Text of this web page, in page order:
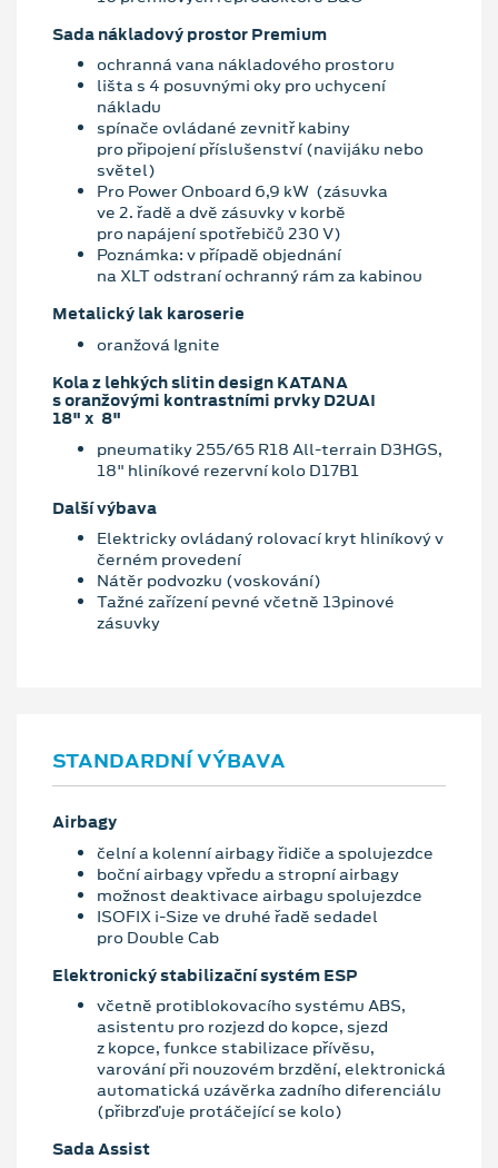
Sada nákladový prostor Premium
ochranná vana nákladového prostoru
lišta s 4 posuvnými oky pro uchycení
nákladu
spínače ovládané zevnitř kabiny
pro připojení příslušenství (navijáku nebo
světel)
Pro Power Onboard 6,9 kW (zásuvka
ve 2. řadě a dvě zásuvky v korbě
pro napájení spotřebičů 230 V)
Poznámka: v případě objednání
na XLT odstraní ochranný rám za kabinou
Metalický lak karoserie
oranžová Ignite
Kola z lehkých slitin design KATANA
s oranžovými kontrastními prvky D2UAI
18" x 8"
pneumatiky 255/65 R18 All-terrain D3HGS,
18" hliníkové rezervní kolo D17B1
Další výbava
Elektricky ovládaný rolovací kryt hliníkový v
černém provedení
Nátěr podvozku (voskování)
Tažné zařízení pevné včetně 13pinové
zásuvky
STANDARDNÍ VÝBAVA
Airbagy
čelní a kolenní airbagy řidiče a spolujezdce
boční airbagy vpředu a stropní airbagy
možnost deaktivace airbagu spolujezdce
ISOFIX i-Size ve druhé řadě sedadel
pro Double Cab
Elektronický stabilizační systém ESP
včetně protiblokovacího systému ABS,
asistentu pro rozjezd do kopce, sjezd
z kopce, funkce stabilizace přívěsu,
varování při nouzovém brzdění, elektronická
automatická uzávěrka zadního diferenciálu
(přibrzďuje protáčející se kolo)
Sada Assist